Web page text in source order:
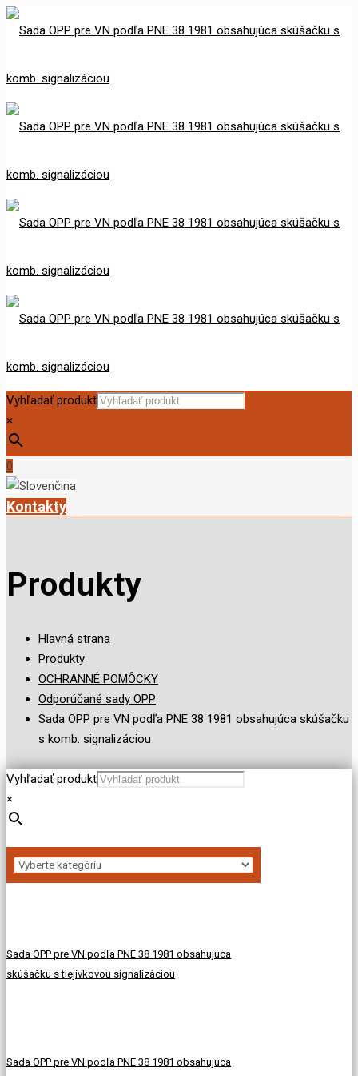
Vyhľadať produkt
×
0
Kontakty
Produkty
Hlavná strana
Produkty
OCHRANNÉ POMÔCKY
Odporúčané sady OPP
Sada OPP pre VN podľa PNE 38 1981 obsahujúca skúšačku
s komb. signalizáciou
Vyhľadať produkt
×
Sada OPP pre VN podľa PNE 38 1981 obsahujúca
skúšačku s tlejivkovou signalizáciou
Sada OPP pre VN podľa PNE 38 1981 obsahujúca